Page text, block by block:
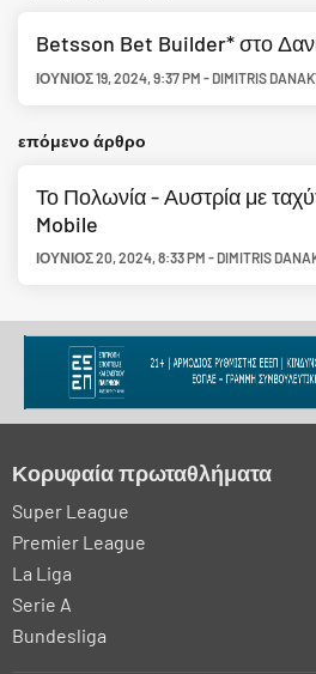
Betsson Bet Builder* στο
ΙΟΎΝΙΟΣ 19, 2024,9:37 PM - DIMITRIS
επόμενο άρθρο
Το Πολωνία - Αυστρία με
Mobile
ΙΟΎΝΙΟΣ 20, 2024,8:33 PM - DIMITRIS
Κορυφαία πρωταθλήματα
Super League
Premier League
La Liga
Serie A
Bundesliga